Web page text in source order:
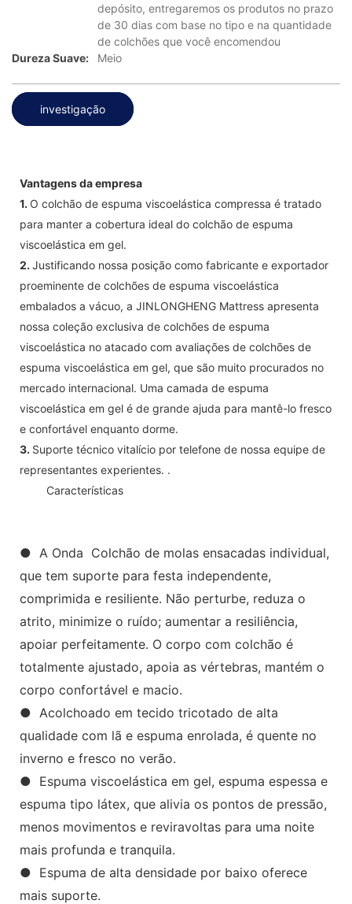
depósito, entregaremos os produtos no prazo
de 30 dias com base no tipo e na quantidade
de colchões que você encomendou
Dureza Suave:
Meio
investigação
Vantagens da empresa
1. O colchão de espuma viscoelástica compressa é tratado
para manter a cobertura ideal do colchão de espuma
viscoelástica em gel.
2. Justificando nossa posição como fabricante e exportador
proeminente de colchões de espuma viscoelástica
embalados a vácuo, a JINLONGHENG Mattress apresenta
nossa coleção exclusiva de colchões de espuma
viscoelástica no atacado com avaliações de colchões de
espuma viscoelástica em gel, que são muito procurados no
mercado internacional. Uma camada de espuma
viscoelástica em gel é de grande ajuda para mantê-lo fresco
e confortável enquanto dorme.
3. Suporte técnico vitalício por telefone de nossa equipe de
representantes experientes. .
Características
● A Onda Colchão de molas ensacadas individual,
que tem suporte para festa independente,
comprimida e resiliente. Não perturbe, reduza o
atrito, minimize o ruído; aumentar a resiliência,
apoiar perfeitamente. O corpo com colchão é
totalmente ajustado, apoia as vértebras, mantém o
corpo confortável e macio.
● Acolchoado em tecido tricotado de alta
qualidade com lã e espuma enrolada, é quente no
inverno e fresco no verão.
● Espuma viscoelástica em gel, espuma espessa e
espuma tipo látex, que alivia os pontos de pressão,
menos movimentos e reviravoltas para uma noite
mais profunda e tranquila.
● Espuma de alta densidade por baixo oferece
mais suporte.